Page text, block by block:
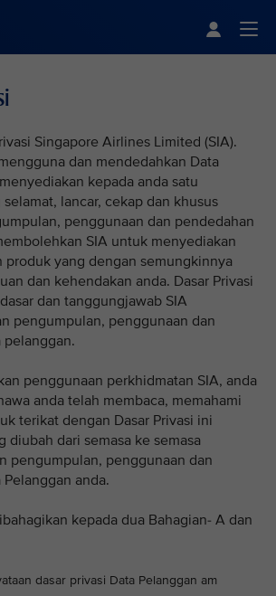
Singapore Airlines Limited (SIA).
dan mendedahkan Data
kepada anda satu
lancar, cekap dan khusus
penggunaan dan pendedahan
SIA untuk menyediakan
produk yang dengan semungkinnya
dan kehendakan anda. Dasar Privasi
dan tanggungjawab SIA
pengumpulan, penggunaan dan
pelanggan.
penggunaan perkhidmatan SIA, anda
anda telah membaca, memahami
terikat dengan Dasar Privasi ini
diubah dari semasa ke semasa
pengumpulan, penggunaan dan
anda.
kepada dua Bahagian- A dan
dasar privasi Data Pelanggan am